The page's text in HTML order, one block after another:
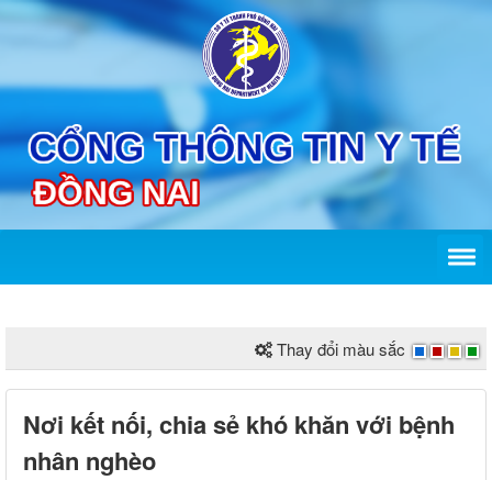
Thay đổi màu sắc
Nơi kết nối, chia sẻ khó khăn với bệnh
nhân nghèo